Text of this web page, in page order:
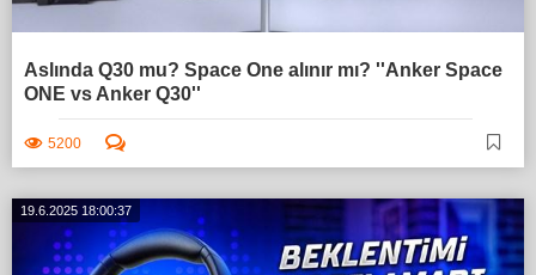
Aslında Q30 mu? Space One alınır mı? ''Anker Space
ONE vs Anker Q30''
5200
19.6.2025 18:00:37